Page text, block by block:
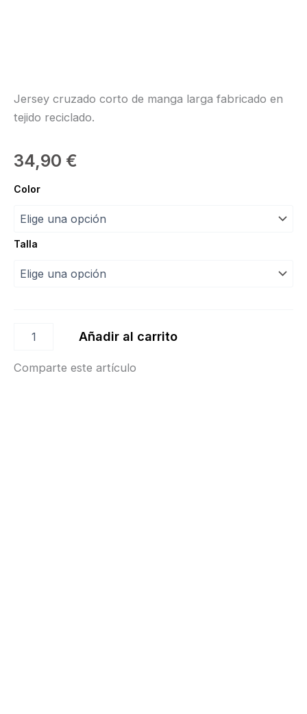
Jersey cruzado corto de manga larga fabricado en
tejido reciclado.
34,90 €
Color
Talla
Rebeca
cantidad
Añadir al carrito
Comparte este artículo